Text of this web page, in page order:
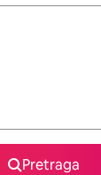
Pretraga